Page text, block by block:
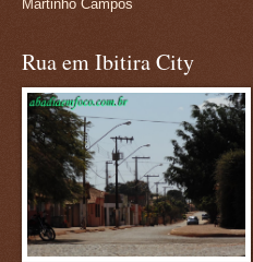
Martinho Campos
Rua em Ibitira City